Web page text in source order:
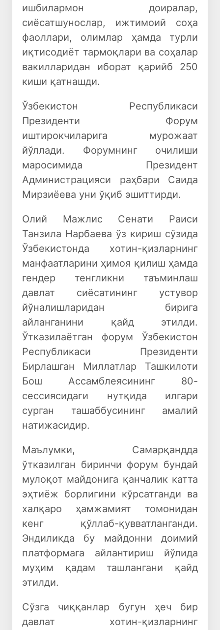
ишбилармон доиралар,
сиёсатшунослар, ижтимоий соҳа
фаоллари, олимлар ҳамда турли
иқтисодиёт тармоқлари ва соҳалар
вакилларидан иборат қарийб 250
киши қатнашди.
Ўзбекистон Республикаси
Президенти Форум
иштирокчиларига мурожаат
йўллади. Форумнинг очилиши
маросимида Президент
Администрацияси раҳбари Саида
Мирзиёева уни ўқиб эшиттирди.
Олий Мажлис Сенати Раиси
Танзила Нарбаева ўз кириш сўзида
Ўзбекистонда хотин-қизларнинг
манфаатларини ҳимоя қилиш ҳамда
гендер тенгликни таъминлаш
давлат сиёсатининг устувор
йўналишларидан бирига
айланганини қайд этилди.
Ўтказилаётган форум Ўзбекистон
Республикаси Президенти
Бирлашган Миллатлар Ташкилоти
Бош Ассамблеясининг 80-
сессиясидаги нутқида илгари
сурган ташаббусининг амалий
натижасидир.
Маълумки, Самарқандда
ўтказилган биринчи форум бундай
мулоқот майдонига қанчалик катта
эҳтиёж борлигини кўрсатганди ва
халқаро ҳамжамият томонидан
кенг қўллаб-қувватланганди.
Эндиликда бу майдонни доимий
платформага айлантириш йўлида
муҳим қадам ташлангани қайд
этилди.
Сўзга чиққанлар бугун ҳеч бир
давлат хотин-қизларнинг